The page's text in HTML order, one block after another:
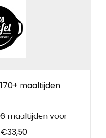
170+ maaltijden
6 maaltijden voor
€33,50